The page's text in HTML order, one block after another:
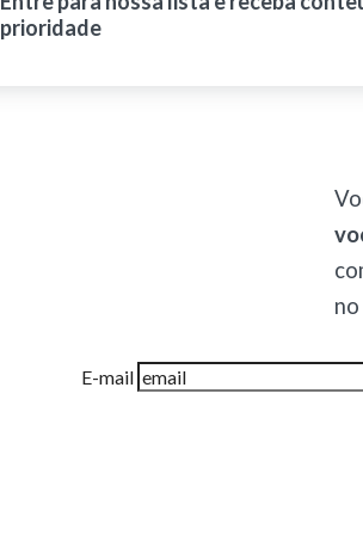
prioridade
E-mail